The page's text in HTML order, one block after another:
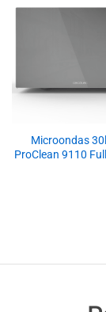
Microondas 30l
ProClean 9110